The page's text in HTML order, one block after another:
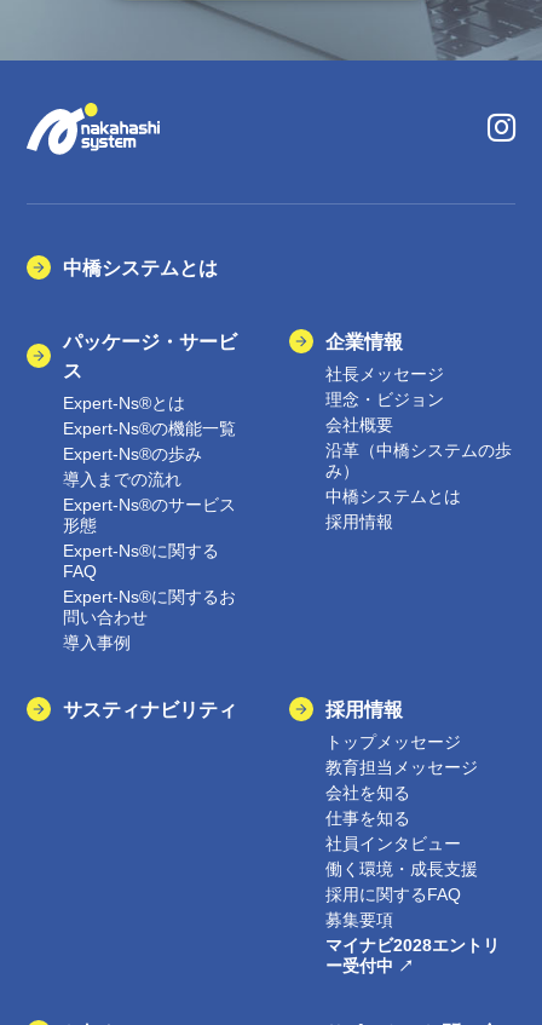
中橋システムとは
パッケージ・サービ
ス
Expert-Ns®とは
Expert-Ns®の機能一覧
Expert-Ns®の歩み
導入までの流れ
Expert-Ns®のサービス
形態
Expert-Ns®に関する
FAQ
Expert-Ns®に関するお
問い合わせ
導入事例
企業情報
社長メッセージ
理念・ビジョン
会社概要
沿革（中橋システムの歩
み）
中橋システムとは
採用情報
サスティナビリティ 採用情報
トップメッセージ
教育担当メッセージ
会社を知る
仕事を知る
社員インタビュー
働く環境・成長支援
採用に関するFAQ
募集要項
マイナビ2028エントリ
ー受付中